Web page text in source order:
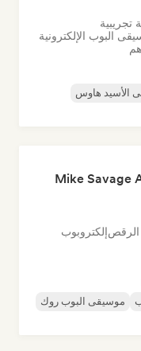
تجريبية
البوب الإلكترونية
الأسيد هاوس
Mike Savage
إلكتروبوب
موسيقى البوب روك